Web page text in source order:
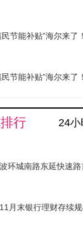
民节能补贴”海尔来了！
民节能补贴”海尔来了！
行 24小
环城南路东延快速
月末银行理财存续